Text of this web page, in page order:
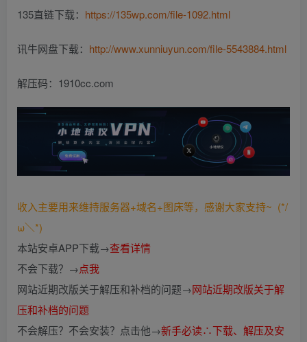
135直链下载： https://135wp.com/file-1092.html
讯牛网盘下载： http://www.xunniuyun.com/file-5543884.html
解压码：1910cc.com
收入主要用来维持服务器+域名+图床等，感谢大家支持~ (*/
ω＼*)
本站安卓APP下载→查看详情
不会下载？→点我
网站近期改版关于解压和补档的问题→网站近期改版关于解
压和补档的问题
不会解压？不会安装？点击他→新手必读∴下载、解压及安